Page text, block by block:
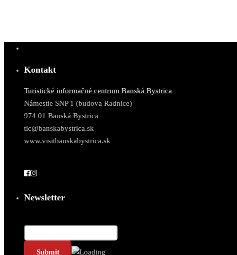
Kontakt
Turistické informačné centrum Banská Bystrica
Námestie SNP 1 (budova Radnice)
974 01 Banská Bystrica
tic@banskabystrica.sk
www.visitbanskabystrica.sk
Newsletter